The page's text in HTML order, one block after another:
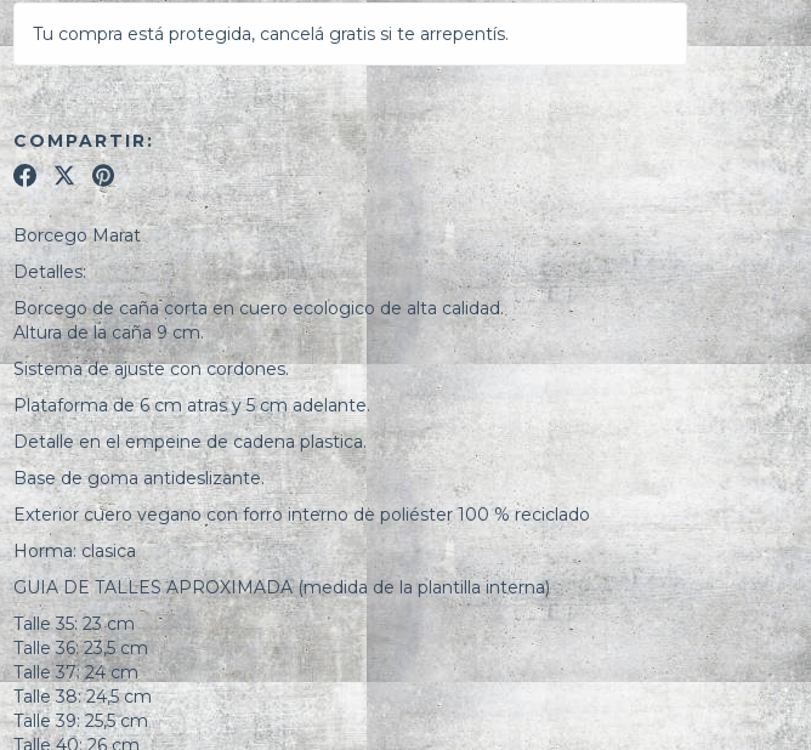
Tu compra está protegida, cancelá gratis si te arrepentís.
COMPARTIR:
Borcego Marat
Detalles:
Borcego de caña corta en cuero ecologico de alta calidad.
Altura de la caña 9 cm.
Sistema de ajuste con cordones.
Plataforma de 6 cm atras y 5 cm adelante.
Detalle en el empeine de cadena plastica.
Base de goma antideslizante.
Exterior cuero vegano con forro interno de poliéster 100 % reciclado
Horma: clasica
GUIA DE TALLES APROXIMADA (medida de la plantilla interna)
Talle 35: 23 cm
Talle 36: 23,5 cm
Talle 37: 24 cm
Talle 38: 24,5 cm
Talle 39: 25,5 cm
Talle 40: 26 cm